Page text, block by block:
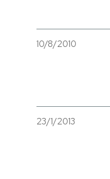
10/8/2010
23/1/2013